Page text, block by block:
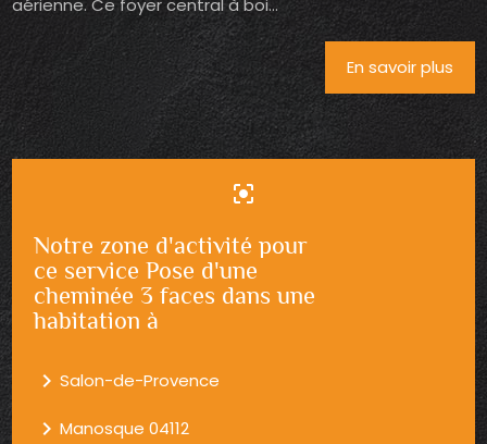
En savoir plus
center_focus_strong
Notre zone d'activité pour
ce service Pose d'une
cheminée 3 faces dans une
habitation à
navigate_nextSalon-de-Provence
navigate_nextManosque 04112